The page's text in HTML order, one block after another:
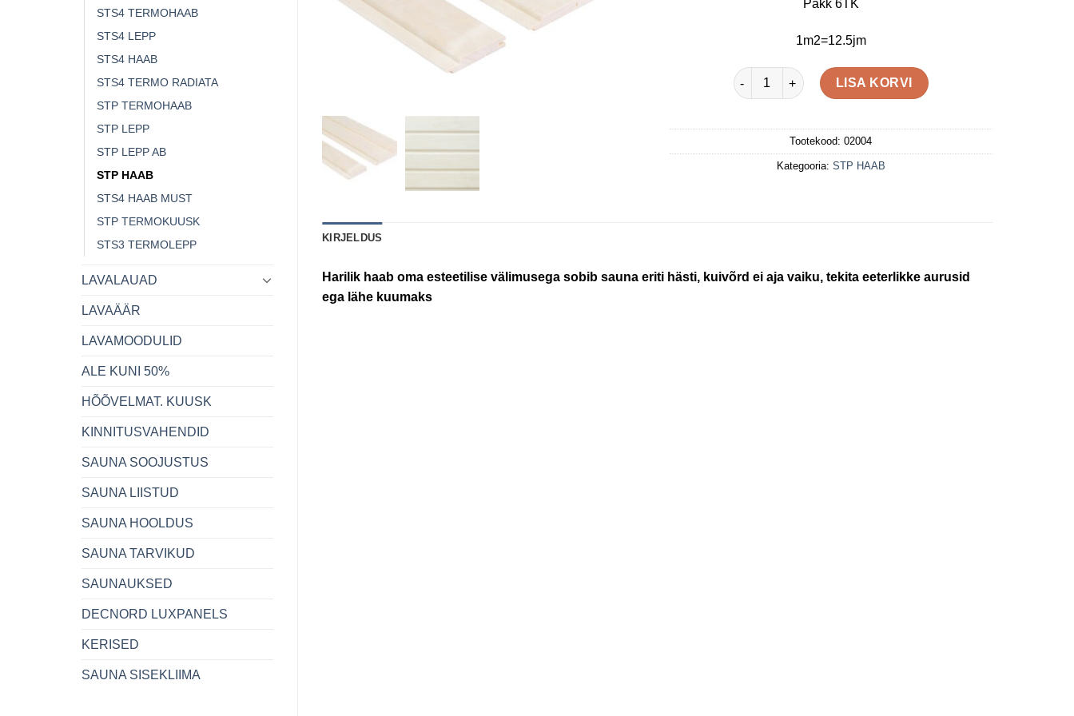
STS4 TERMOHAAB
STS4 LEPP
STS4 HAAB
STS4 TERMO RADIATA
STP TERMOHAAB
STP LEPP
STP LEPP AB
STP HAAB
STS4 HAAB MUST
STP TERMOKUUSK
STS3 TERMOLEPP
LAVALAUAD
LAVAÄÄR
LAVAMOODULID
ALE KUNI 50%
HÕÕVELMAT. KUUSK
KINNITUSVAHENDID
SAUNA SOOJUSTUS
SAUNA LIISTUD
SAUNA HOOLDUS
SAUNA TARVIKUD
SAUNAUKSED
DECNORD LUXPANELS
KERISED
SAUNA SISEKLIIMA
Pakk 6TK
1m2=12.5jm
STP 15x90x1800 (80) HAAB A kogus
LISA KORVI
Tootekood:02004
Kategooria: STP HAAB
KIRJELDUS
Harilik haab oma esteetilise välimusega sobib sauna eriti hästi, kuivõrd ei aja vaiku, tekita eeterlikke aurusid
ega lähe kuumaks